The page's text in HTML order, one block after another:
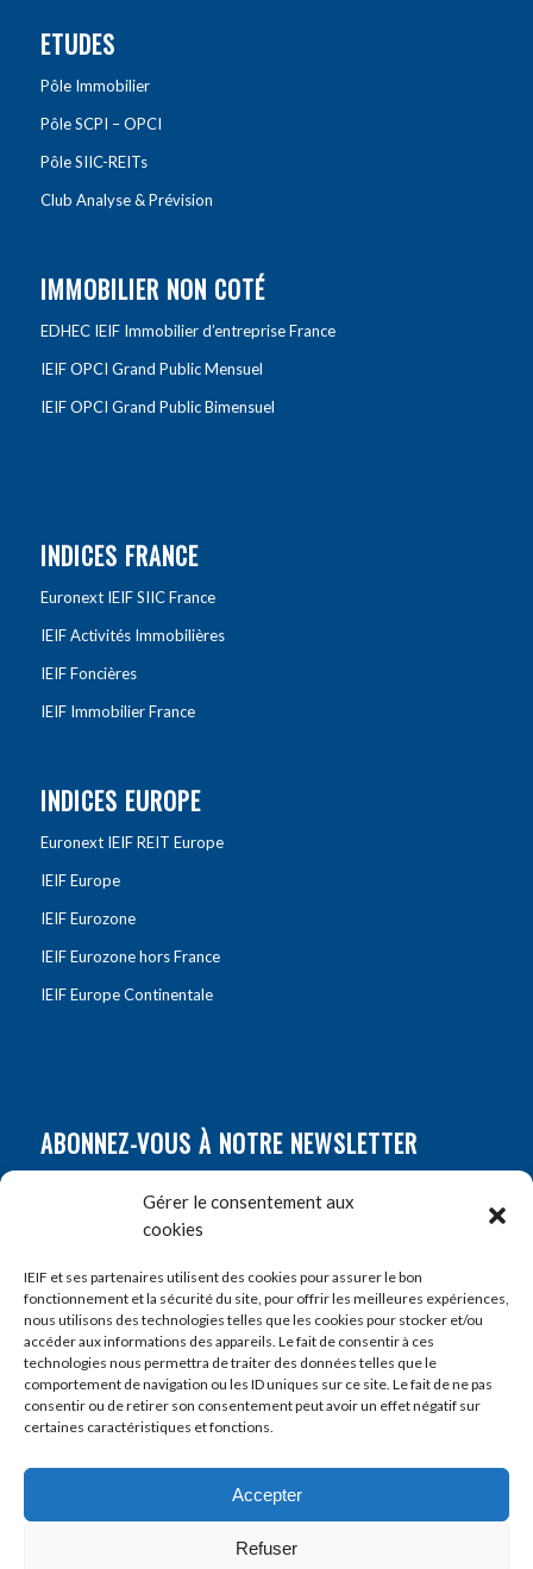
Gérer le consentement aux
cookies
IEIF et ses partenaires utilisent des cookies pour assurer le bon
fonctionnement et la sécurité du site, pour offrir les meilleures expériences,
nous utilisons des technologies telles que les cookies pour stocker et/ou
accéder aux informations des appareils. Le fait de consentir à ces
technologies nous permettra de traiter des données telles que le
comportement de navigation ou les ID uniques sur ce site. Le fait de ne pas
consentir ou de retirer son consentement peut avoir un effet négatif sur
certaines caractéristiques et fonctions.
Accepter
Refuser
ETUDES
Pôle Immobilier
Pôle SCPI – OPCI
Pôle SIIC-REITs
Club Analyse & Prévision
IMMOBILIER NON COTÉ
EDHEC IEIF Immobilier d’entreprise France
IEIF OPCI Grand Public Mensuel
IEIF OPCI Grand Public Bimensuel
INDICES FRANCE
Euronext IEIF SIIC France
IEIF Activités Immobilières
IEIF Foncières
IEIF Immobilier France
INDICES EUROPE
Euronext IEIF REIT Europe
IEIF Europe
IEIF Eurozone
IEIF Eurozone hors France
IEIF Europe Continentale
ABONNEZ-VOUS À NOTRE NEWSLETTER
Prénom*
E-mail*